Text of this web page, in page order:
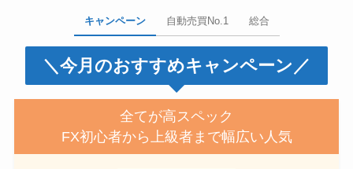
キャンペーン 自動売買No.1 総合
＼今月のおすすめキャンペーン／
全てが高スペック
FX初心者から上級者まで幅広い人気